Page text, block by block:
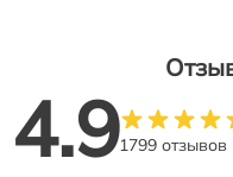
4.91799 отзывов